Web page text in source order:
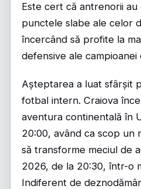
Este cert că antrenorii
punctele slabe ale celor
încercând să profite la
defensive ale campioanei
Așteptarea a luat sfârșit
fotbal intern. Craiova
aventura continentală în
20:00, având ca scop un
să transforme meciul de
2026, de la 20:30, într-o
Indiferent de